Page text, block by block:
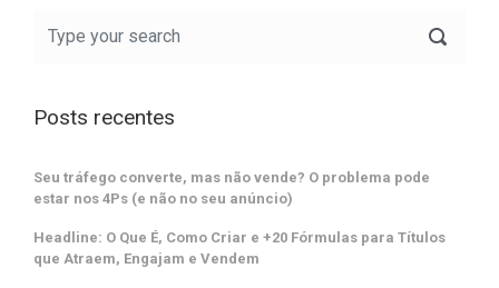
Posts recentes
Seu tráfego converte, mas não vende? O problema pode
estar nos 4Ps (e não no seu anúncio)
Headline: O Que É, Como Criar e +20 Fórmulas para Títulos
que Atraem, Engajam e Vendem